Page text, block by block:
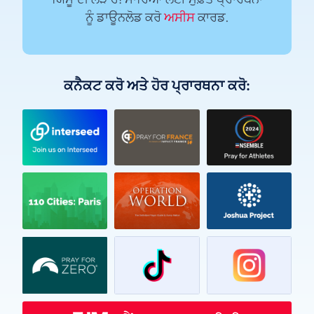
ਨੂੰ ਡਾਊਨਲੋਡ ਕਰੋਅਸੀਸਕਾਰਡ.
ਕਨੈਕਟ ਕਰੋ ਅਤੇ ਹੋਰ ਪ੍ਰਾਰਥਨਾ ਕਰੋ:
Spanish
Swahili
Tamil
Telugu
Thai
Urdu
Vietnamese